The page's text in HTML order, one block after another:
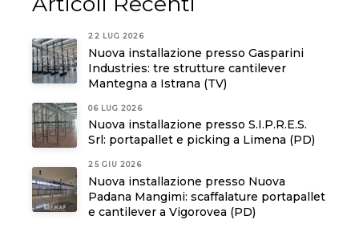
22 LUG 2026
Nuova installazione presso Gasparini
Industries: tre strutture cantilever
Mantegna a Istrana (TV)
06 LUG 2026
Nuova installazione presso S.I.P.R.E.S.
Srl: portapallet e picking a Limena (PD)
25 GIU 2026
Nuova installazione presso Nuova
Padana Mangimi: scaffalature portapallet
e cantilever a Vigorovea (PD)